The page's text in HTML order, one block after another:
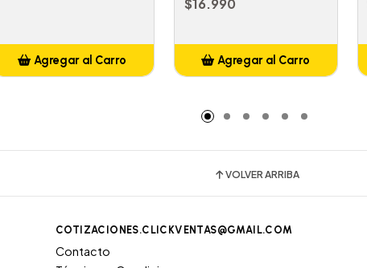
Agregar al Carro
$16.990
Agregar al Carro
VOLVER ARRIBA
COTIZACIONES.CLICKVENTAS@GMAIL.COM
Contacto